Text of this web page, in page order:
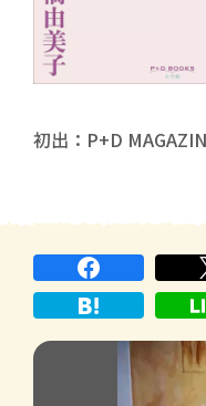
初出：P+D